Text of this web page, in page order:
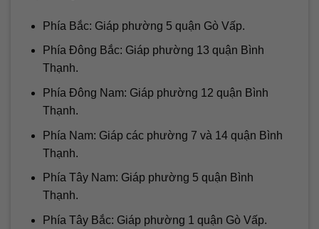
Phía Bắc: Giáp phường 5 quận Gò Vấp.
Phía Đông Bắc: Giáp phường 13 quận Bình
Thạnh.
Phía Đông Nam: Giáp phường 12 quận Bình
Thạnh.
Phía Nam: Giáp các phường 7 và 14 quận Bình
Thạnh.
Phía Tây Nam: Giáp phường 5 quận Bình
Thạnh.
Phía Tây Bắc: Giáp phường 1 quận Gò Vấp.